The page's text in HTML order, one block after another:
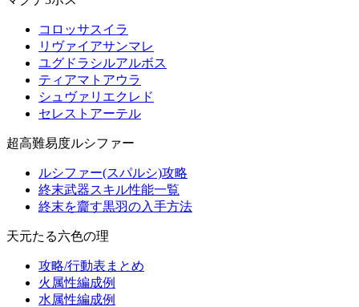
コロッサスイラ
リヴァイアサンマレ
ユグドラシルアルボス
ティアマトアウラ
シュヴァリエクレド
セレストアーテル
超高難易度ルシファー
ルシファー(スパルシ)攻略
終末武器スキル性能一覧
終末を齎す黒羽の入手方法
天元たる六色の理
攻略/行動表まとめ
火属性編成例
水属性編成例